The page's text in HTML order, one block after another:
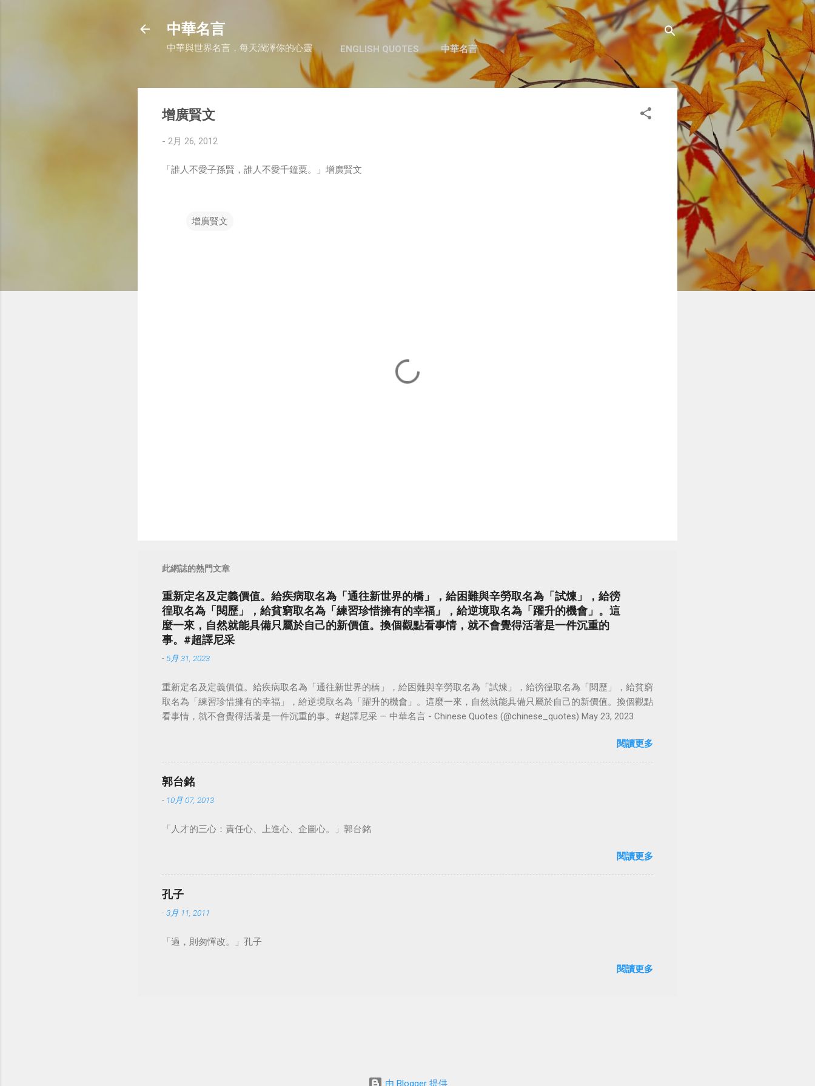
跳至主要內容
中華名言
中華與世界名言，每天潤澤你的心靈 ENGLISH QUOTES 中華名言
增廣賢文
- 2月 26, 2012
「誰人不愛子孫賢，誰人不愛千鐘粟。」增廣賢文
增廣賢文
此網誌的熱門文章
重新定名及定義價值。給疾病取名為「通往新世界的橋」，給困難與辛勞取名為「試煉」，給徬
徨取名為「閱歷」，給貧窮取名為「練習珍惜擁有的幸福」，給逆境取名為「躍升的機會」。這
麼一來，自然就能具備只屬於自己的新價值。換個觀點看事情，就不會覺得活著是一件沉重的
事。#超譯尼采
- 5月 31, 2023
重新定名及定義價值。給疾病取名為「通往新世界的橋」，給困難與辛勞取名為「試煉」，給徬徨取名為「閱歷」，給貧窮
取名為「練習珍惜擁有的幸福」，給逆境取名為「躍升的機會」。這麼一來，自然就能具備只屬於自己的新價值。換個觀點
看事情，就不會覺得活著是一件沉重的事。#超譯尼采 — 中華名言 - Chinese Quotes (@chinese_quotes) May 23, 2023
閱讀更多
郭台銘
- 10月 07, 2013
「人才的三心：責任心、上進心、企圖心。」郭台銘
閱讀更多
孔子
-3月 11, 2011
「過，則匆憚改。」孔子
閱讀更多
由 Blogger 提供